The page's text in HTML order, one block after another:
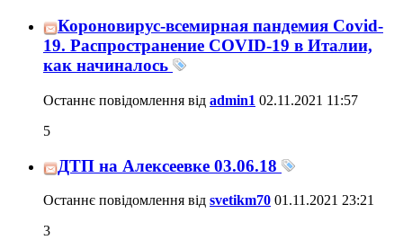
Короновирус-всемирная пандемия Covid-
19. Распространение COVID-19 в Италии,
как начиналось
Останнє повідомлення від admin1 02.11.2021 11:57
5
ДТП на Алексеевке 03.06.18
Останнє повідомлення від svetikm70 01.11.2021 23:21
3